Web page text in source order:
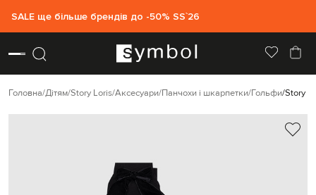
SALE ще більше брендів до -50% SS`26
Головна Дітям Story Loris Аксесуари Панчохи і шкарпетки Гольфи Story